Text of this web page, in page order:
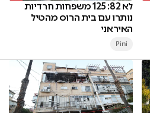
לא 82: 125 משפחות חרדיות
נותרו עם בית הרוס מהטיל
האיראני
Pini